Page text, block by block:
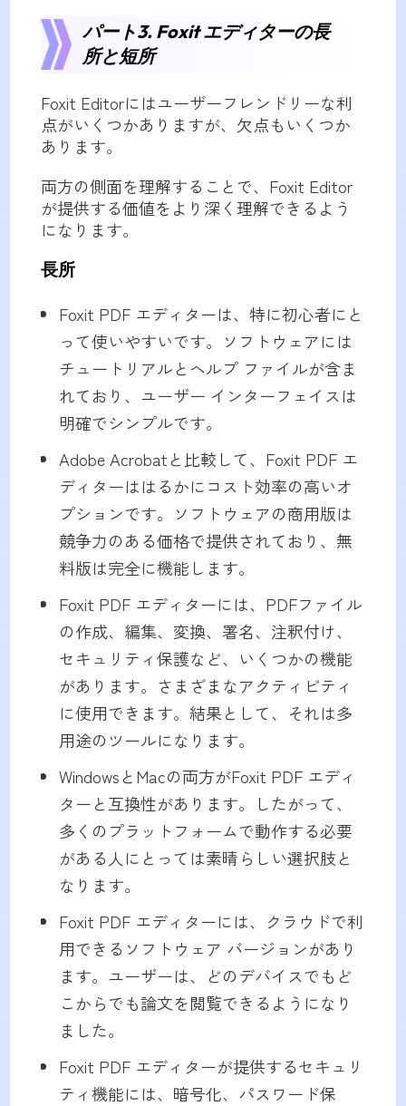
パート3. Foxit エディターの長
所と短所
Foxit Editorにはユーザーフレンドリーな利
点がいくつかありますが、欠点もいくつか
あります。
両方の側面を理解することで、Foxit Editor
が提供する価値をより深く理解できるよう
になります。
長所
Foxit PDF エディターは、特に初心者にと
って使いやすいです。ソフトウェアには
チュートリアルとヘルプ ファイルが含ま
れており、ユーザー インターフェイスは
明確でシンプルです。
Adobe Acrobatと比較して、Foxit PDF エ
ディターははるかにコスト効率の高いオ
プションです。ソフトウェアの商用版は
競争力のある価格で提供されており、無
料版は完全に機能します。
Foxit PDF エディターには、PDFファイル
の作成、編集、変換、署名、注釈付け、
セキュリティ保護など、いくつかの機能
があります。さまざまなアクティビティ
に使用できます。結果として、それは多
用途のツールになります。
WindowsとMacの両方がFoxit PDF エディ
ターと互換性があります。したがって、
多くのプラットフォームで動作する必要
がある人にとっては素晴らしい選択肢と
なります。
Foxit PDF エディターには、クラウドで利
用できるソフトウェア バージョンがあり
ます。ユーザーは、どのデバイスでもど
こからでも論文を閲覧できるようになり
ました。
Foxit PDF エディターが提供するセキュリ
ティ機能には、暗号化、パスワード保